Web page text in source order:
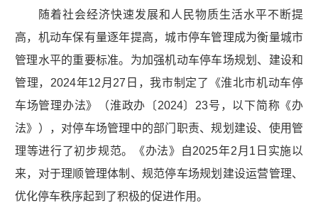
随着社会经济快速发展和人民物质生活水平不断提
高，机动车保有量逐年提高，城市停车管理成为衡量城市
管理水平的重要标准。为加强机动车停车场规划、建设和
管理，2024年12月27日，我市制定了《淮北市机动车停
车场管理办法》（淮政办〔2024〕23号，以下简称《办
法》），对停车场管理中的部门职责、规划建设、使用管
理等进行了初步规范。《办法》自2025年2月1日实施以
来，对于理顺管理体制、规范停车场规划建设运营管理、
优化停车秩序起到了积极的促进作用。